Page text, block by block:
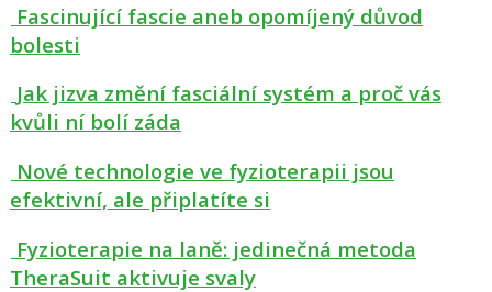
Fascinující fascie aneb opomíjený důvod
bolesti
Jak jizva změní fasciální systém a proč vás
kvůli ní bolí záda
Nové technologie ve fyzioterapii jsou
efektivní, ale připlatíte si
Fyzioterapie na laně: jedinečná metoda
TheraSuit aktivuje svaly